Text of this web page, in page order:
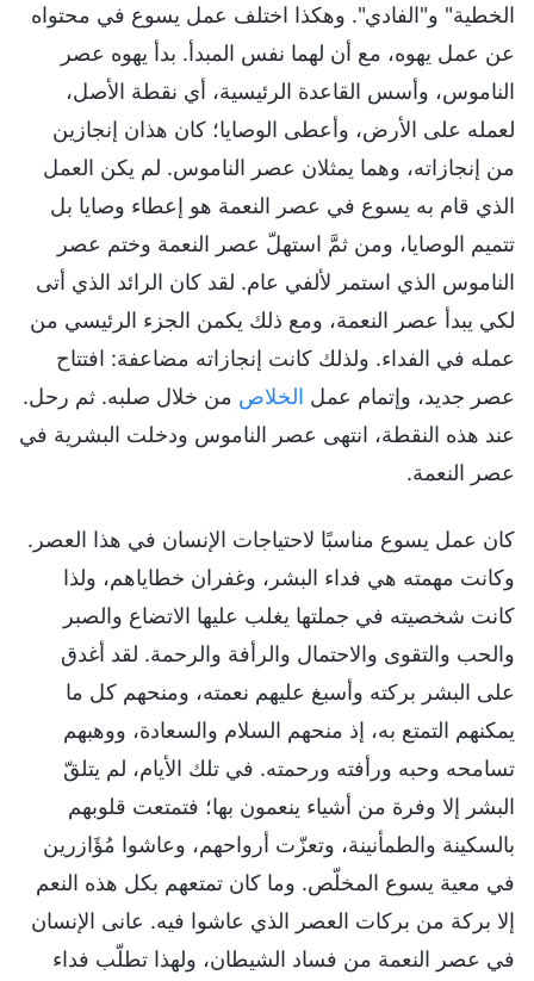
الخطية" و"الفادي". وهكذا اختلف عمل يسوع في محتواه
عن عمل يهوه، مع أن لهما نفس المبدأ. بدأ يهوه عصر
الناموس، وأسس القاعدة الرئيسية، أي نقطة الأصل،
لعمله على الأرض، وأعطى الوصايا؛ كان هذان إنجازين
من إنجازاته، وهما يمثلان عصر الناموس. لم يكن العمل
الذي قام به يسوع في عصر النعمة هو إعطاء وصايا بل
تتميم الوصايا، ومن ثمَّ استهلّ عصر النعمة وختم عصر
الناموس الذي استمر لألفي عام. لقد كان الرائد الذي أتى
لكي يبدأ عصر النعمة، ومع ذلك يكمن الجزء الرئيسي من
عمله في الفداء. ولذلك كانت إنجازاته مضاعفة: افتتاح
عصر جديد، وإتمام عمل الخلاص من خلال صلبه. ثم رحل.
عند هذه النقطة، انتهى عصر الناموس ودخلت البشرية في
عصر النعمة.
كان عمل يسوع مناسبًا لاحتياجات الإنسان في هذا العصر.
وكانت مهمته هي فداء البشر، وغفران خطاياهم، ولذا
كانت شخصيته في جملتها يغلب عليها الاتضاع والصبر
والحب والتقوى والاحتمال والرأفة والرحمة. لقد أغدق
على البشر بركته وأسبغ عليهم نعمته، ومنحهم كل ما
يمكنهم التمتع به، إذ منحهم السلام والسعادة، ووهبهم
تسامحه وحبه ورأفته ورحمته. في تلك الأيام، لم يتلقّ
البشر إلا وفرة من أشياء ينعمون بها؛ فتمتعت قلوبهم
بالسكينة والطمأنينة، وتعزّت أرواحهم، وعاشوا مُؤَازرين
في معية يسوع المخلّص. وما كان تمتعهم بكل هذه النعم
إلا بركة من بركات العصر الذي عاشوا فيه. عانى الإنسان
في عصر النعمة من فساد الشيطان، ولهذا تطلّب فداء